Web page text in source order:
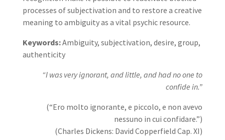
processes of subjectivation and to restore a creative
meaning to ambiguity as a vital psychic resource.
Keywords:Ambiguity, subjectivation, desire, group,
authenticity
“I was very ignorant, and little, and had no one to
confide in.”
(“Ero molto ignorante, e piccolo, e non avevo
nessuno in cui confidare.”)
(Charles Dickens: David Copperfield Cap. XI)